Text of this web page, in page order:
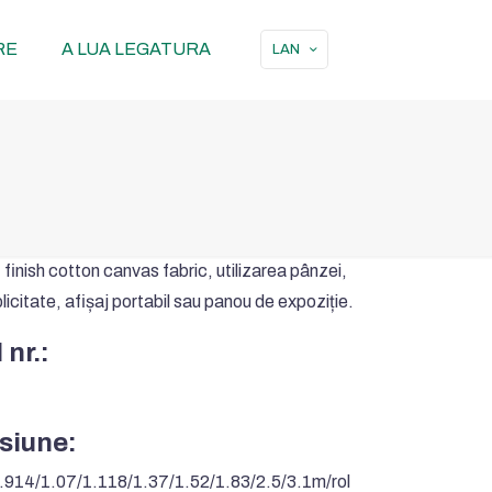
A LUA LEGATURA LAN
cotton canvas fabric, utilizarea pânzei,
afișaj portabil sau panou de expoziție.
1.07/1.118/1.37/1.52/1.83/2.5/3.1m/rol